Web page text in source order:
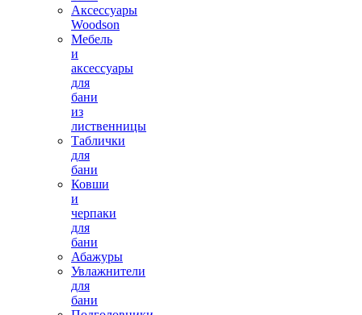
Аксессуары
Woodson
Мебель
и
аксессуары
для
бани
из
лиственницы
Таблички
для
бани
Ковши
и
черпаки
для
бани
Абажуры
Увлажнители
для
бани